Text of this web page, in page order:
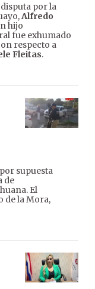
por la
Alfredo
hijo
fue exhumado
respecto a
Fleitas.
supuesta
de
El
de la Mora,